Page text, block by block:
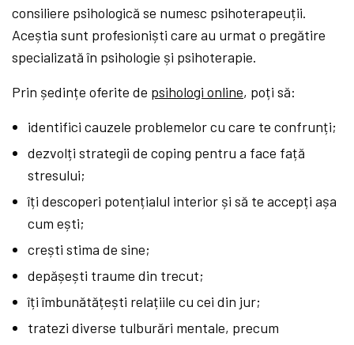
consiliere psihologică se numesc psihoterapeuții.
Aceștia sunt profesioniști care au urmat o pregătire
specializată în psihologie și psihoterapie.
Prin ședințe oferite de psihologi online, poți să:
identifici cauzele problemelor cu care te confrunți;
dezvolți strategii de coping pentru a face față
stresului;
îți descoperi potențialul interior și să te accepți așa
cum ești;
crești stima de sine;
depășești traume din trecut;
îți îmbunătățești relațiile cu cei din jur;
tratezi diverse tulburări mentale, precum